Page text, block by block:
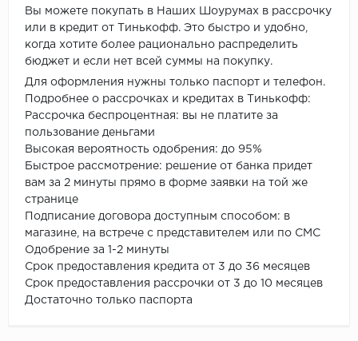
Вы можете покупать в Наших Шоурумах в рассрочку
или в кредит от Тинькофф. Это быстро и удобно,
когда хотите более рационально распределить
бюджет и если нет всей суммы на покупку.
Для оформления нужны только паспорт и телефон.
Подробнее о рассрочках и кредитах в Тинькофф:
Рассрочка беспроцентная: вы не платите за
пользование деньгами
Высокая вероятность одобрения: до 95%
Быстрое рассмотрение: решение от банка придет
вам за 2 минуты прямо в форме заявки на той же
странице
Подписание договора доступным способом: в
магазине, на встрече с представителем или по СМС
Одобрение за 1-2 минуты
Срок предоставления кредита от 3 до 36 месяцев
Срок предоставления рассрочки от 3 до 10 месяцев
Достаточно только паспорта